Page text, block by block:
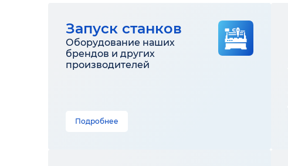
Запуск станков
Оборудование наших
брендов и других
производителей
Подробнее